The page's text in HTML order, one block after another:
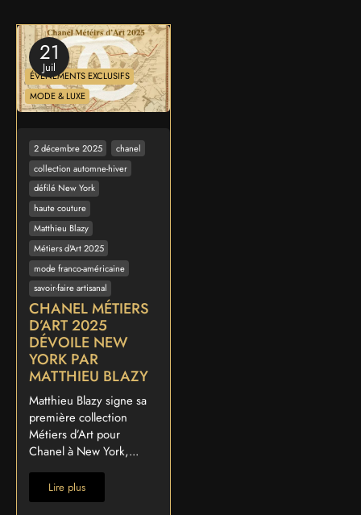
21
Juil
ÉVÉNEMENTS EXCLUSIFS
MODE & LUXE
2 décembre 2025
chanel
collection automne-hiver
défilé New York
haute couture
Matthieu Blazy
Métiers d'Art 2025
mode franco-américaine
savoir-faire artisanal
CHANEL MÉTIERS
D’ART 2025
DÉVOILE NEW
YORK PAR
MATTHIEU BLAZY
Matthieu Blazy signe sa
première collection
Métiers d’Art pour
Chanel à New York,...
Lire plus